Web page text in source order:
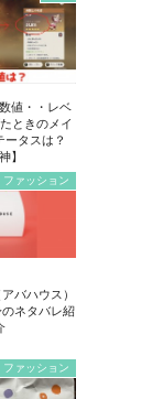
値・・レベ
ときのメイ
ータスは？
】
ファッション
バハウス）
ネタバレ紹
ファッション